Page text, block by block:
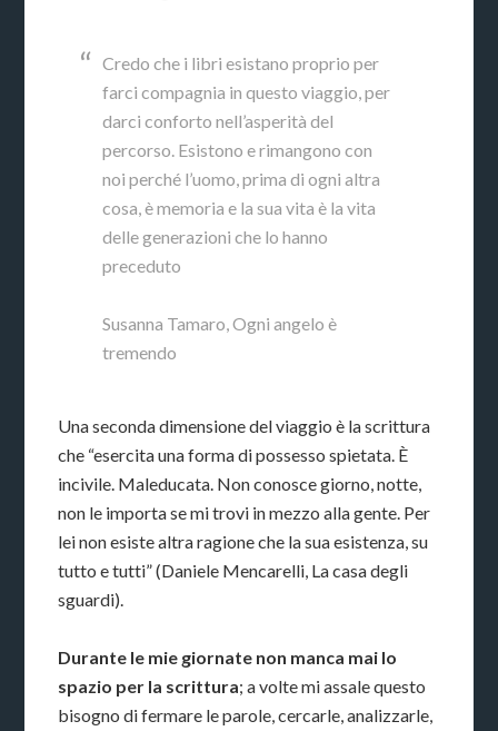
Credo che i libri esistano proprio per
farci compagnia in questo viaggio, per
darci conforto nell’asperità del
percorso. Esistono e rimangono con
noi perché l’uomo, prima di ogni altra
cosa, è memoria e la sua vita è la vita
delle generazioni che lo hanno
preceduto
Susanna Tamaro, Ogni angelo è
tremendo
Una seconda dimensione del viaggio è la scrittura
che “esercita una forma di possesso spietata. È
incivile. Maleducata. Non conosce giorno, notte,
non le importa se mi trovi in mezzo alla gente. Per
lei non esiste altra ragione che la sua esistenza, su
tutto e tutti” (Daniele Mencarelli, La casa degli
sguardi).
Durante le mie giornate non manca mai lo
spazio per la scrittura; a volte mi assale questo
bisogno di fermare le parole, cercarle, analizzarle,